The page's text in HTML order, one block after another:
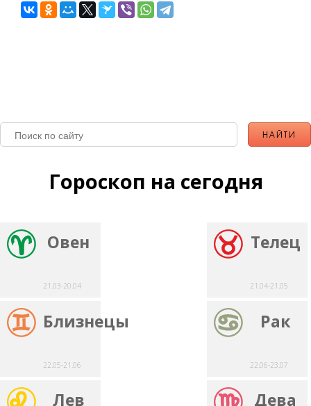
Гороскоп на сегодня
Овен
21.03-20.04
Телец
21.04-21.05
Близнецы
22.05-21.06
Рак
22.06-23.07
Лев Дева